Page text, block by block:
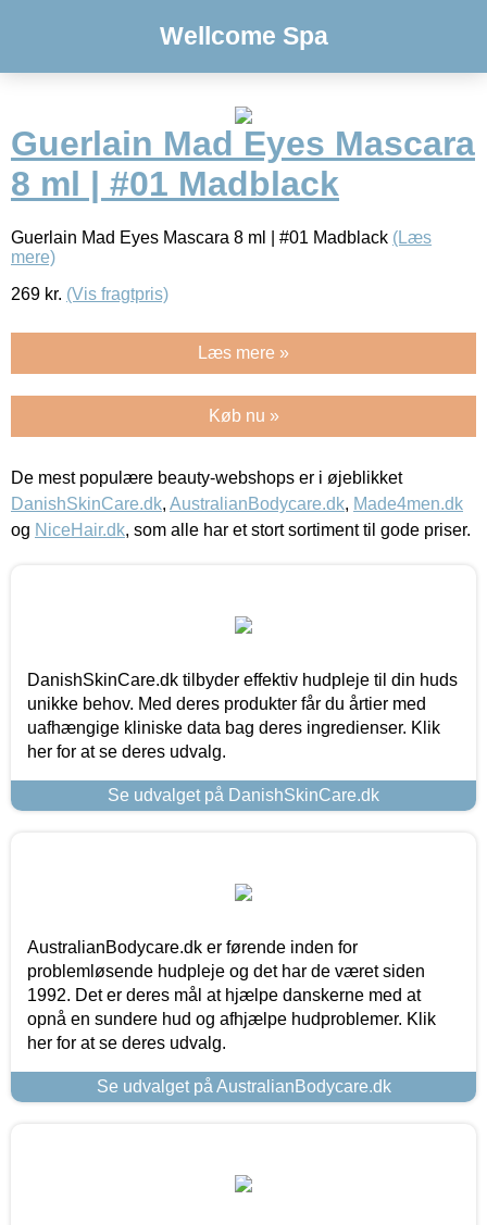
Wellcome Spa
Guerlain Mad Eyes Mascara
8 ml | #01 Madblack
Guerlain Mad Eyes Mascara 8 ml | #01 Madblack (Læs
mere)
269 kr. (Vis fragtpris)
Læs mere »
Køb nu »
De mest populære beauty-webshops er i øjeblikket
DanishSkinCare.dk, AustralianBodycare.dk, Made4men.dk
og NiceHair.dk, som alle har et stort sortiment til gode priser.
DanishSkinCare.dk tilbyder effektiv hudpleje til din huds
unikke behov. Med deres produkter får du årtier med
uafhængige kliniske data bag deres ingredienser. Klik
her for at se deres udvalg.
Se udvalget på DanishSkinCare.dk
AustralianBodycare.dk er førende inden for
problemløsende hudpleje og det har de været siden
1992. Det er deres mål at hjælpe danskerne med at
opnå en sundere hud og afhjælpe hudproblemer. Klik
her for at se deres udvalg.
Se udvalget på AustralianBodycare.dk